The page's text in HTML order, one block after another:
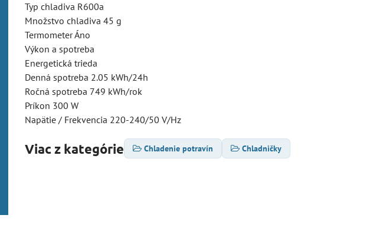
Typ chladiva R600a
Množstvo chladiva 45 g
Termometer Áno
Výkon a spotreba
Energetická trieda
Denná spotreba 2.05 kWh/24h
Ročná spotreba 749 kWh/rok
Príkon 300 W
Napätie / Frekvencia 220-240/50 V/Hz
Viac z kategórie Chladenie potravín Chladničky